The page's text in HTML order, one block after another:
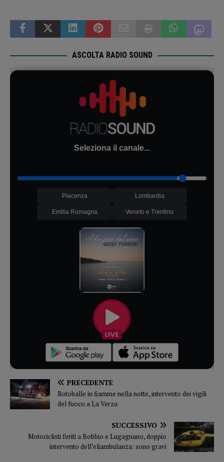
ASCOLTA RADIO SOUND
Seleziona il canale...
Piacenza Lombardia
Emilia Romagna Veneto e Trentino
PRECEDENTE
Rotoballe in fiamme nella notte, intervento dei vigili
del fuoco a La Verza
SUCCESSIVO
Motociclisti feriti a Bobbio e Lugagnano, doppio
intervento dell’eliambulanza: sono gravi